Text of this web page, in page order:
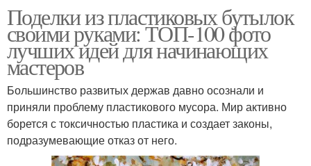
Поделки из пластиковых бутылок
своими руками: ТОП-100 фото
лучших идей для начинающих
мастеров
Большинство развитых держав давно осознали и
приняли проблему пластикового мусора. Мир активно
борется с токсичностью пластика и создает законы,
подразумевающие отказ от него.